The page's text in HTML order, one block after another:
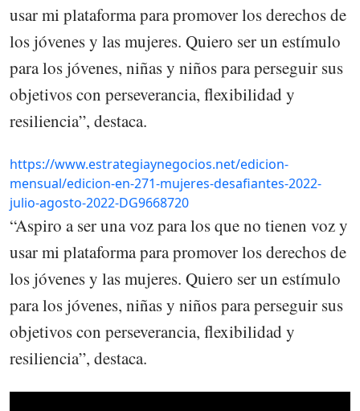
usar mi plataforma para promover los derechos de
los jóvenes y las mujeres. Quiero ser un estímulo
para los jóvenes, niñas y niños para perseguir sus
objetivos con perseverancia, flexibilidad y
resiliencia”, destaca.
https://www.estrategiaynegocios.net/edicion-
mensual/edicion-en-271-mujeres-desafiantes-2022-
julio-agosto-2022-DG9668720
“Aspiro a ser una voz para los que no tienen voz y
usar mi plataforma para promover los derechos de
los jóvenes y las mujeres. Quiero ser un estímulo
para los jóvenes, niñas y niños para perseguir sus
objetivos con perseverancia, flexibilidad y
resiliencia”, destaca.